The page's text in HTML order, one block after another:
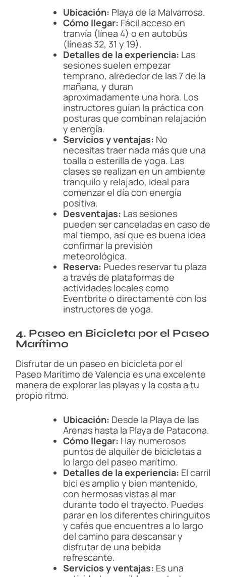
Ubicación: Playa de la Malvarrosa.
Cómo llegar: Fácil acceso en
tranvía (línea 4) o en autobús
(líneas 32, 31 y 19).
Detalles de la experiencia: Las
sesiones suelen empezar
temprano, alrededor de las 7 de la
mañana, y duran
aproximadamente una hora. Los
instructores guían la práctica con
posturas que combinan relajación
y energía.
Servicios y ventajas: No
necesitas traer nada más que una
toalla o esterilla de yoga. Las
clases se realizan en un ambiente
tranquilo y relajado, ideal para
comenzar el día con energía
positiva.
Desventajas: Las sesiones
pueden ser canceladas en caso de
mal tiempo, así que es buena idea
confirmar la previsión
meteorológica.
Reserva: Puedes reservar tu plaza
a través de plataformas de
actividades locales como
Eventbrite o directamente con los
instructores de yoga.
4. Paseo en Bicicleta por el Paseo
Marítimo
Disfrutar de un paseo en bicicleta por el
Paseo Marítimo de Valencia es una excelente
manera de explorar las playas y la costa a tu
propio ritmo.
Ubicación: Desde la Playa de las
Arenas hasta la Playa de Patacona.
Cómo llegar: Hay numerosos
puntos de alquiler de bicicletas a
lo largo del paseo marítimo.
Detalles de la experiencia: El carril
bici es amplio y bien mantenido,
con hermosas vistas al mar
durante todo el trayecto. Puedes
parar en los diferentes chiringuitos
y cafés que encuentres a lo largo
del camino para descansar y
disfrutar de una bebida
refrescante.
Servicios y ventajas: Es una